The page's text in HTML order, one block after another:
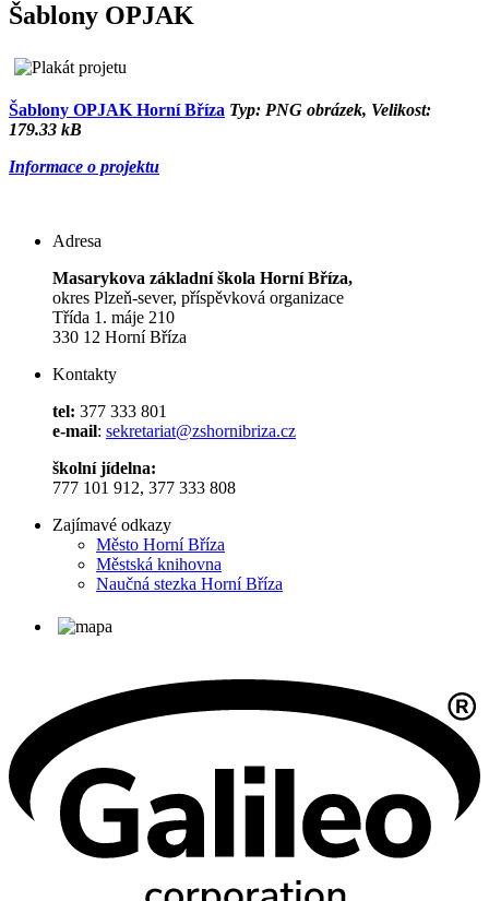
Šablony OPJAK
Šablony OPJAK Horní Bříza Typ: PNG obrázek, Velikost:
179.33 kB
Informace o projektu
Adresa
Masarykova základní škola Horní Bříza,
okres Plzeň-sever, příspěvková organizace
Třída 1. máje 210
330 12 Horní Bříza
Kontakty
tel: 377 333 801
e-mail: sekretariat@zshornibriza.cz
školní jídelna:
777 101 912, 377 333 808
Zajímavé odkazy
Město Horní Bříza
Městská knihovna
Naučná stezka Horní Bříza